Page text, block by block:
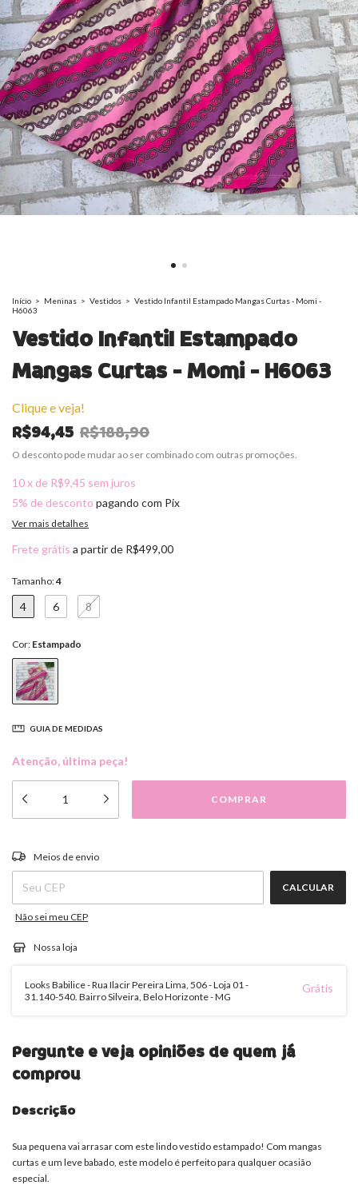
Início > Meninas > Vestidos > Vestido Infantil Estampado Mangas Curtas - Momi -
H6063
Vestido Infantil Estampado
Mangas Curtas - Momi - H6063
Clique e veja!
R$94,45 R$188,90
O desconto pode mudar ao ser combinado com outras promoções.
10x de R$9,45 sem juros
5% de desconto pagando com Pix
Ver mais detalhes
Frete grátis a partir de R$499,00
Tamanho:4
4 6 8
Cor: Estampado
GUIA DE MEDIDAS
Atenção, última peça!
Entregas para o CEP:
Meios de envio
CALCULAR
Não sei meu CEP
Nossa loja
Looks Babilice - Rua Ilacir Pereira Lima, 506 - Loja 01 -
31.140-540. Bairro Silveira, Belo Horizonte - MG
Grátis
Pergunte e veja opiniões de quem já
comprou
Descrição
Sua pequena vai arrasar com este lindo vestido estampado! Com mangas
curtas e um leve babado, este modelo é perfeito para qualquer ocasião
especial.